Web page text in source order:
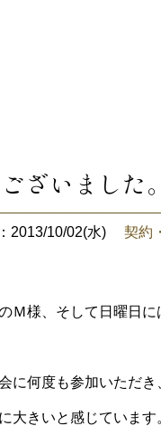
ざいました。
2013/10/02(水) 契約
Ｍ様、そして日曜日
に何度も参加いただ
大きいと感じています